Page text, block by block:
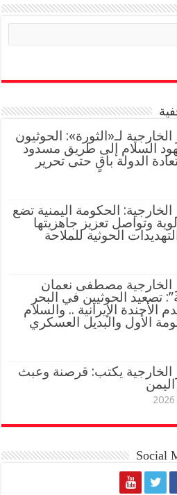
لـ«الثورة»: الحوثيون
السلام إلى طريق مسدود
الدولة باقٍ حتى تحرير
الخارجية: الحكومة اليمنية تضع
وتواصل تعزيز جاهزيتها
الحوثية للملاحة
الخارجية مصطفى نعمان
تصعيد الحوثيين في البحر
الأجندة الإيرانية .. والسلام
الأول والبديل العسكري
الخارجية يكتب: قرصنة وعبث